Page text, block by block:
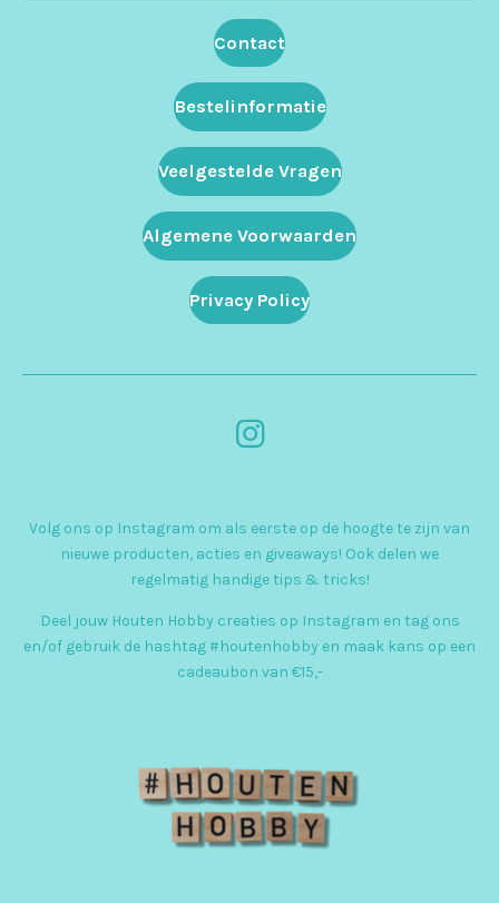
Contact
Bestelinformatie
Veelgestelde Vragen
Algemene Voorwaarden
Privacy Policy
I
t
a
g
r
a
Volg ons op Instagram om als eerste op de hoogte te zijn van
nieuwe producten, acties en giveaways! Ook delen we
regelmatig handige tips & tricks!
Deel jouw Houten Hobby creaties op Instagram en tag ons
en/of gebruik de hashtag #houtenhobby en maak kans op een
cadeaubon van €15,-